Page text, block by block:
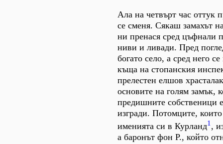
Ала на четвърт час оттук
се сменя. Сякаш замахът
ни пренася сред цъфнали
ниви и ливади. Пред
богато село, а сред него
къща на стопанския
прелестен елшов
основите на голям замък,
предишните собственици
изгради. Потомците,
именията си в Курланд1 ,
а баронът фон Р., който